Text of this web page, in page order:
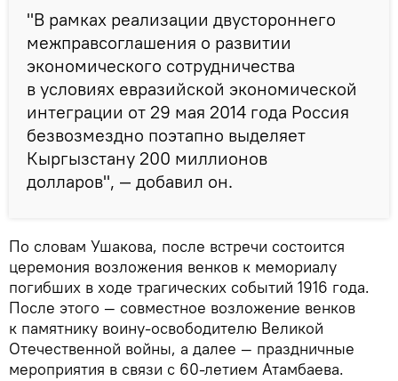
"В рамках реализации двустороннего
межправсоглашения о развитии
экономического сотрудничества
в условиях евразийской экономической
интеграции от 29 мая 2014 года Россия
безвозмездно поэтапно выделяет
Кыргызстану 200 миллионов
долларов", — добавил он.
По словам Ушакова, после встречи состоится
церемония возложения венков к мемориалу
погибших в ходе трагических событий 1916 года.
После этого — совместное возложение венков
к памятнику воину-освободителю Великой
Отечественной войны, а далее — праздничные
мероприятия в связи с 60-летием Атамбаева.